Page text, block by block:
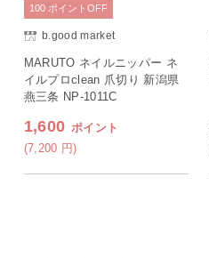
b.good market
MARUTO ネイルニッパー ネ
イルプロclean 爪切り 新潟県
燕三条 NP-1011C
1,600 ポイント
(7,200 円)
100 ポイント OFF